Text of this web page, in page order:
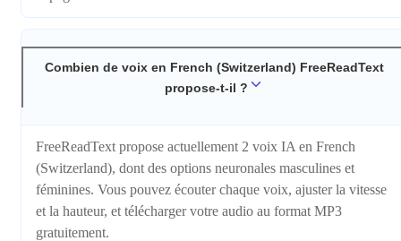
Combien de voix en French (Switzerland) FreeReadText
propose-t-il ?
FreeReadText propose actuellement 2 voix IA en French
(Switzerland), dont des options neuronales masculines et
féminines. Vous pouvez écouter chaque voix, ajuster la vitesse
et la hauteur, et télécharger votre audio au format MP3
gratuitement.